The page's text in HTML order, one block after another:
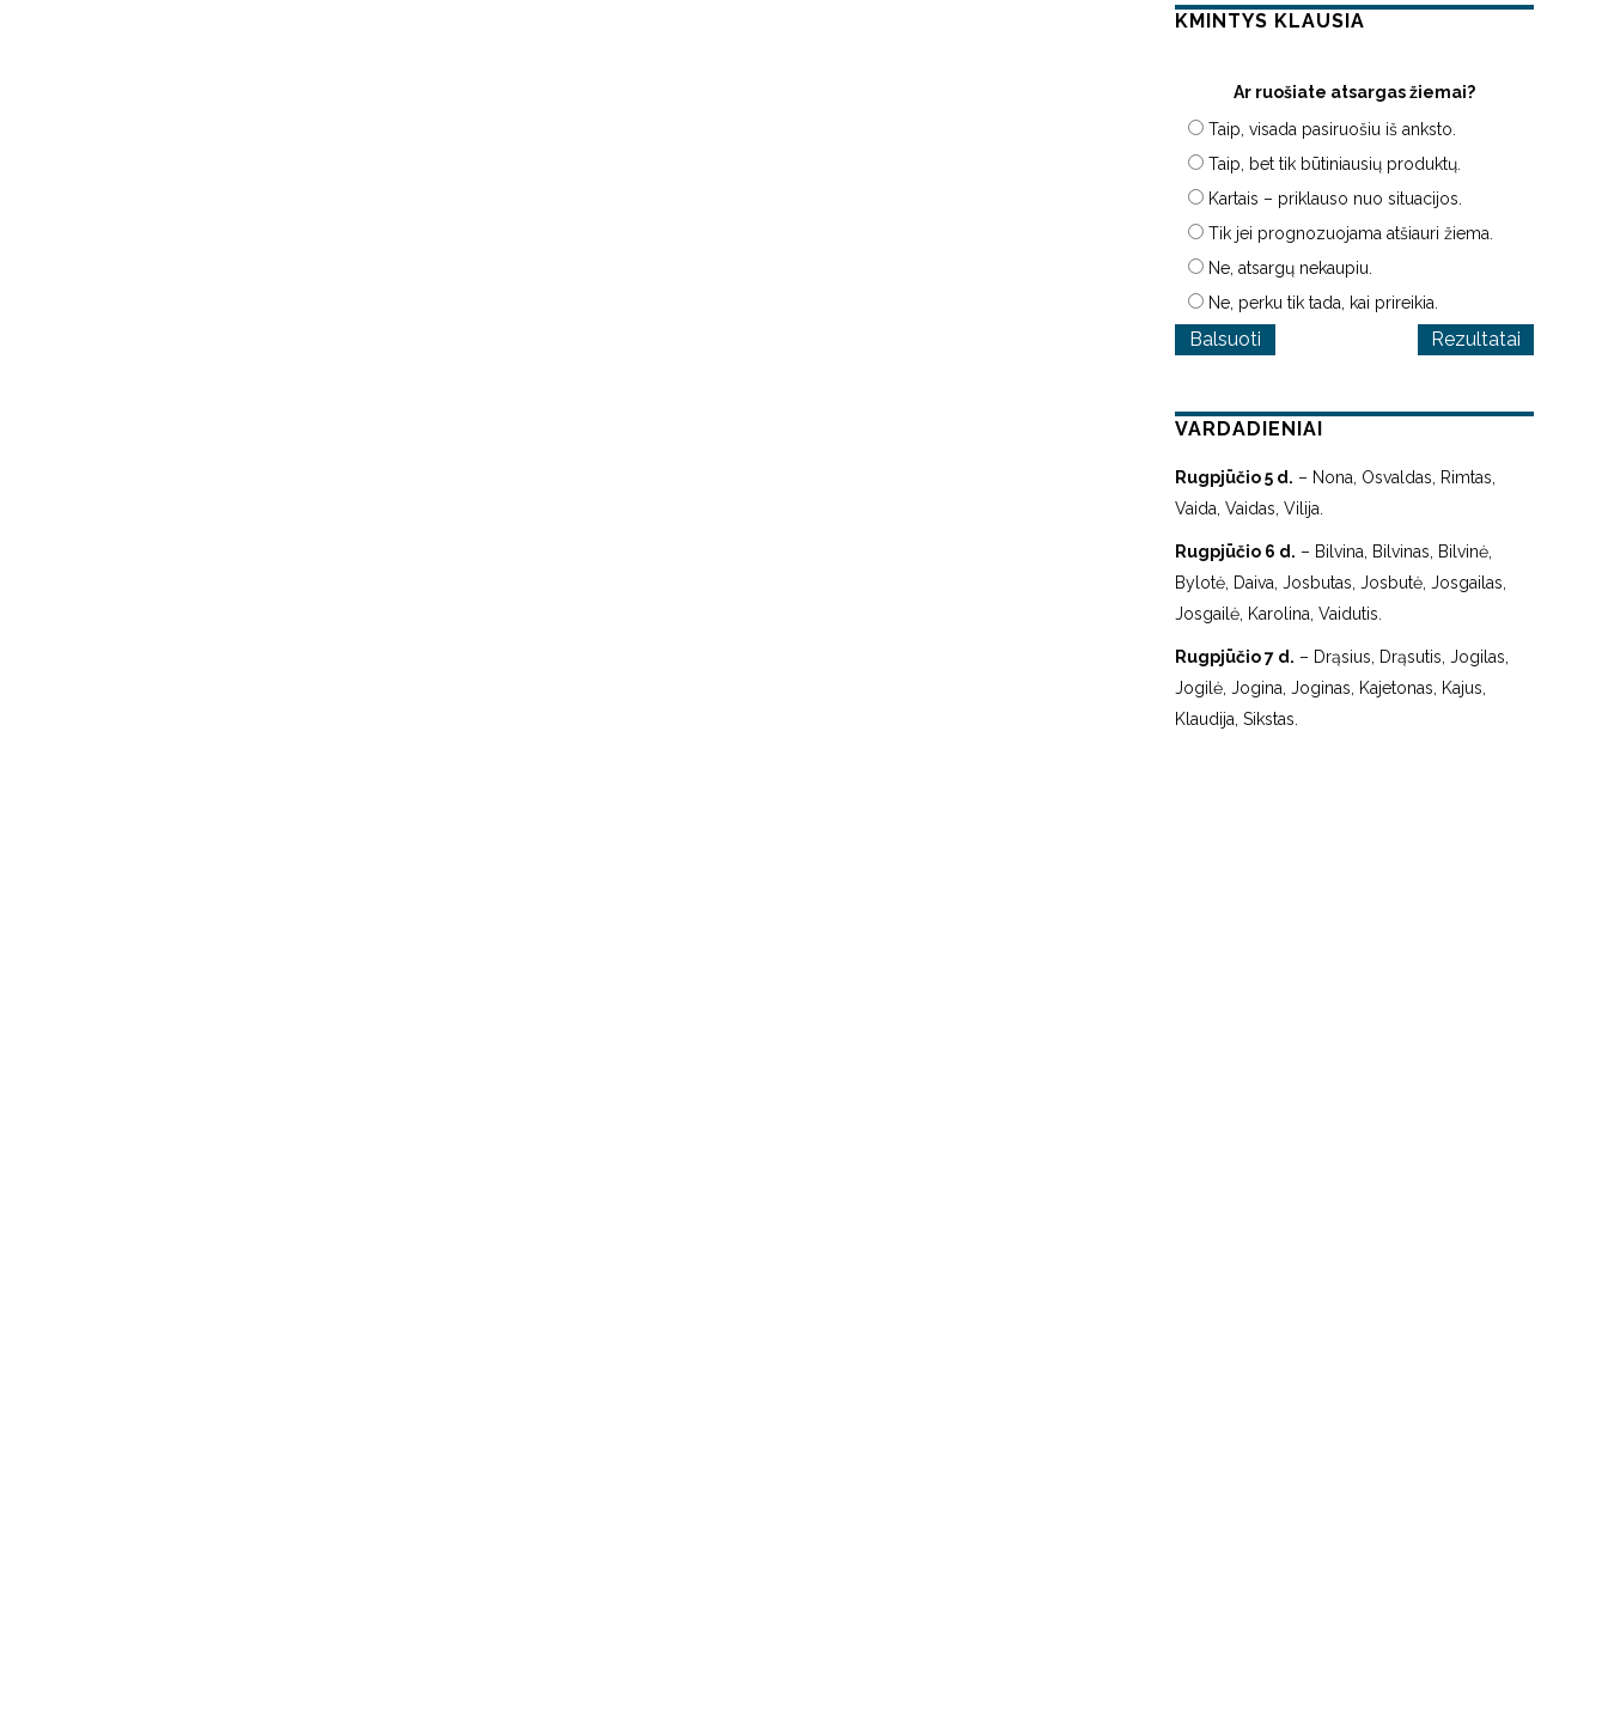
KMINTYS KLAUSIA
Ar ruošiate atsargas žiemai?
Taip, visada pasiruošiu iš anksto.
Taip, bet tik būtiniausių produktų.
Kartais – priklauso nuo situacijos.
Tik jei prognozuojama atšiauri žiema.
Ne, atsargų nekaupiu.
Ne, perku tik tada, kai prireikia.
Rezultatai
VARDADIENIAI
Rugpjūčio 5 d. – Nona, Osvaldas, Rimtas,
Vaida, Vaidas, Vilija.
Rugpjūčio 6 d. – Bilvina, Bilvinas, Bilvinė,
Bylotė, Daiva, Josbutas, Josbutė, Josgailas,
Josgailė, Karolina, Vaidutis.
Rugpjūčio 7 d. – Drąsius, Drąsutis, Jogilas,
Jogilė, Jogina, Joginas, Kajetonas, Kajus,
Klaudija, Sikstas.